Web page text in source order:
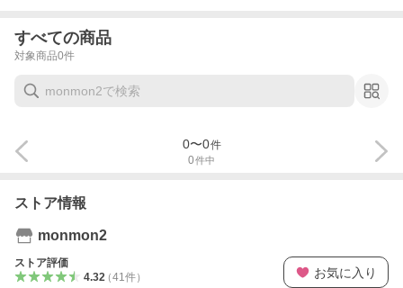
すべての商品
対象商品0件
0件中
0〜0件
ストア情報
monmon2
ストア評価
4.32（41 件） お気に入り